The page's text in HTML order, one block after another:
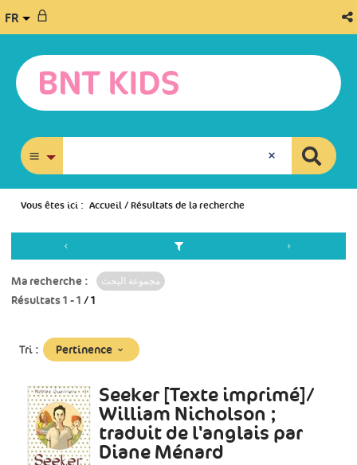
FR
Vous êtes ici : Accueil/Résultats de la recherche
Ma recherche : مجموعة البحث
Résultats1 -1 / 1
Tri : (Mise
immédiate)
Pertinence
Seeker [Texte imprimé]/
William Nicholson ;
traduit de l'anglais par
Diane Ménard